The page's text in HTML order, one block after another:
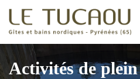
Aller
contenu
Gîtes et bains nordiques – Pyrénées (65)
Activités de